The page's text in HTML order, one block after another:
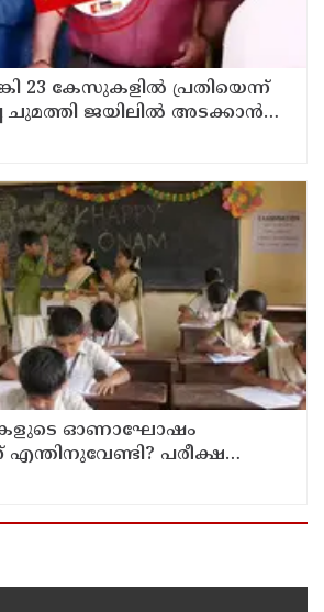
23 കേസുകളില്‍ പ്രതിയെന്ന്
ചുമത്തി ജയിലില്‍ അടക്കാന്‍
ഓണാഘോഷം
എന്തിനുവേണ്ടി? പരീക്ഷ
തിരുത്തുമോ?